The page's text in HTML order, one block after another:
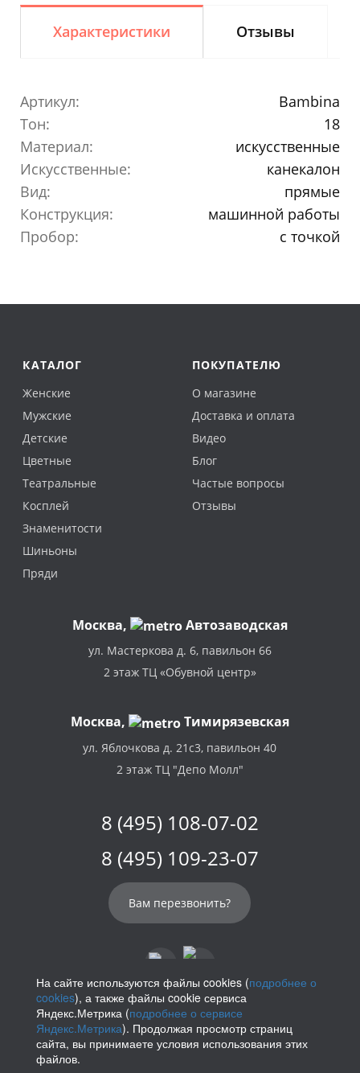
Характеристики Отзывы
Артикул:
Bambina
Тон:
18
Материал:
искусственные
Искусственные:
канекалон
Вид:
прямые
Конструкция:
машинной работы
Пробор:
с точкой
КАТАЛОГ
Женские
Мужские
Детские
Цветные
Театральные
Косплей
Знаменитости
Шиньоны
Пряди
ПОКУПАТЕЛЮ
О магазине
Доставка и оплата
Видео
Блог
Частые вопросы
Отзывы
Москва, Автозаводская
ул. Мастеркова д. 6, павильон 66
2 этаж ТЦ «Обувной центр»
Москва, Тимирязевская
ул. Яблочкова д. 21с3, павильон 40
2 этаж ТЦ "Депо Молл"
8 (495) 108-07-02
8 (495) 109-23-07
Вам перезвонить?
info@parikof.ru
На сайте используются файлы cookies (подробнее о
cookies), а также файлы cookie сервиса
Яндекс.Метрика (подробнее о сервисе
Яндекс.Метрика). Продолжая просмотр страниц
сайта, вы принимаете условия использования этих
файлов.